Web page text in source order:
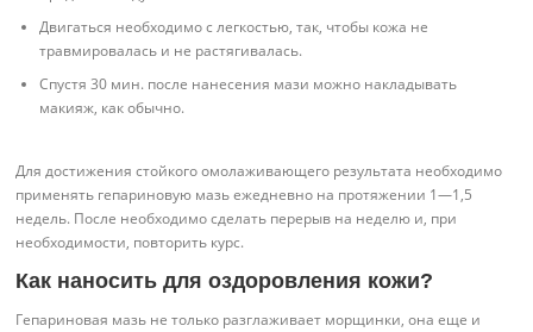
Двигаться необходимо с легкостью, так, чтобы кожа не
травмировалась и не растягивалась.
Спустя 30 мин. после нанесения мази можно накладывать
макияж, как обычно.
Для достижения стойкого омолаживающего результата необходимо
применять гепариновую мазь ежедневно на протяжении 1—1,5
недель. После необходимо сделать перерыв на неделю и, при
необходимости, повторить курс.
Как наносить для оздоровления кожи?
Гепариновая мазь не только разглаживает морщинки, она еще и